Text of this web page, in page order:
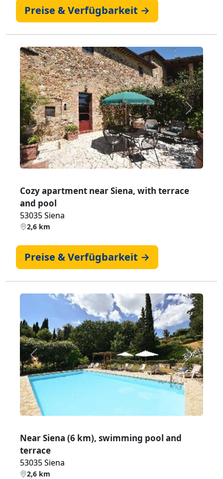
Preise & Verfügbarkeit →
Zurück Weiter
Cozy apartment near Siena, with terrace
and pool
53035 Siena
2,6 km
Preise & Verfügbarkeit →
Zurück Weiter
Near Siena (6 km), swimming pool and
terrace
53035 Siena
2,6 km